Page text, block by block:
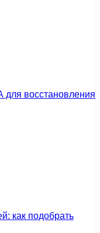
для восстановления
как подобрать